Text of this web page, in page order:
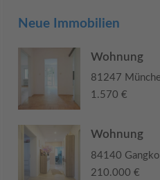
Neue Immobilien
Wohnung
81247
1.570 €
Wohnung
84140
210.000 €